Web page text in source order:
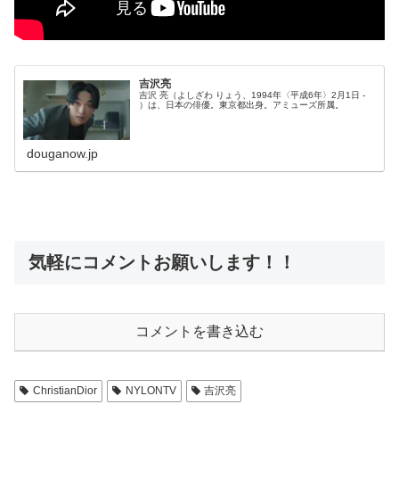
吉沢亮
吉沢 亮（よしざわ りょう、1994年〈平成6年〉2月1日 -
）は、日本の俳優。東京都出身。アミューズ所属。
douganow.jp
気軽にコメントお願いします！！
コメントを書き込む
ChristianDior NYLONTV 吉沢亮